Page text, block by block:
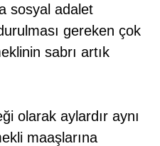
sosyal adalet
gereken çok
sabrı artık
olarak aylardır aynı
maaşlarına